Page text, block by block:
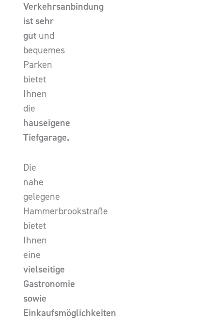
Verkehrsanbindung
ist sehr
gut und
bequemes
Parken
bietet
Ihnen
die
hauseigene
Tiefgarage.
Die
nahe
gelegene
Hammerbrookstraße
bietet
Ihnen
eine
vielseitige
Gastronomie
sowie
Einkaufsmöglichkeiten